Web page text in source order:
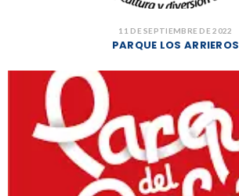
11 DE SEPTIEMBRE DE 2022
PARQUE LOS ARRIEROS